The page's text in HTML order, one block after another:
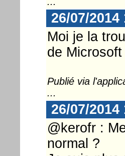
26/07/
Moi je la
de
Publié via
...
26/07/
@kerofr :
normal ?